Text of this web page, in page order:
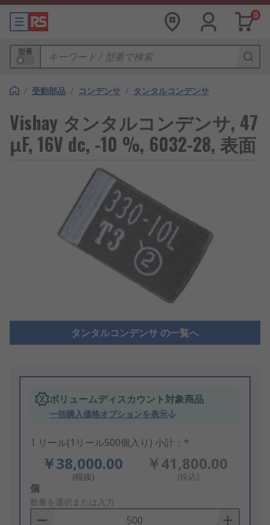
0
型番
/ 受動部品 / コンデンサ / タンタルコンデンサ
Vishay タンタルコンデンサ, 47
μF, 16V dc, -10 %, 6032-28, 表面
タンタルコンデンサ の一覧へ
ボリュームディスカウント対象商品
一括購入価格オプションを表示
1 リール(1リール500個入り) 小計：*
￥38,000.00
(税抜)
￥41,800.00
(税込)
Add
to
Basket
個
数量を選択または入力